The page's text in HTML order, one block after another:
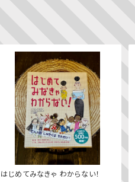
はじめてみなきゃ わからない！